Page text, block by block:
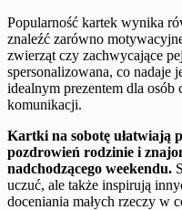
Popularność kartek wynika
znaleźć zarówno
zwierząt czy zachwycające
spersonalizowana, co nadaje
idealnym prezentem dla
komunikacji.
Kartki na sobotę ułatwiają
pozdrowień rodzinie i
nadchodzącego weekendu.
uczuć, ale także inspirują
doceniania małych rzeczy w